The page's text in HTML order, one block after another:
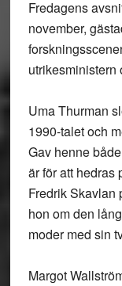
Fredagens
november,
utrikesministern
Uma Thurman
1990-talet och
Gav henne
är för att hedras
Fredrik Skavlan
hon om den
moder med sin
Margot